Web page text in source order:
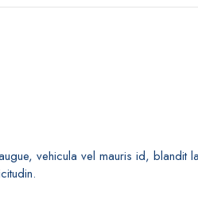
vehicula vel mauris id, blandit